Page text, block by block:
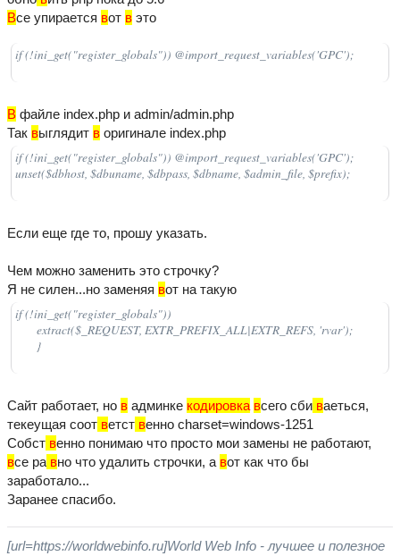
Все упирается вот в это
if (!ini_get("register_globals")) @import_request_variables('GPC');
В файле index.php и admin/admin.php
Так выглядит в оригинале index.php
if (!ini_get("register_globals")) @import_request_variables('GPC');
unset($dbhost, $dbuname, $dbpass, $dbname, $admin_file, $prefix);
Если еще где то, прошу указать.
Чем можно заменить это строчку?
Я не силен...но заменяя вот на такую
if (!ini_get("register_globals"))
	}
Сайт работает, но в админке кодировка всего сби ваеться,
текeущая соот ветст венно charset=windows-1251
Собст венно понимаю что просто мои замены не работают,
все ра вно что удалить строчки, а вот как что бы
заработало...
Заранее спасибо.
[url=https://worldwebinfo.ru]World Web Info - лучшее и полезное